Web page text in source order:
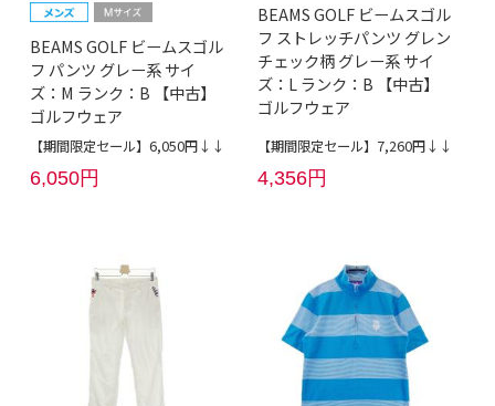
BEAMS GOLF ビームスゴル
フ パンツ グレー系 サイ
ズ：M ランク：B 【中古】
ゴルフウェア
【期間限定セール】6,050円↓↓
6,050円
BEAMS GOLF ビームスゴル
フ ストレッチパンツ グレン
チェック柄 グレー系 サイ
ズ：L ランク：B 【中古】
ゴルフウェア
【期間限定セール】7,260円↓↓
4,356円